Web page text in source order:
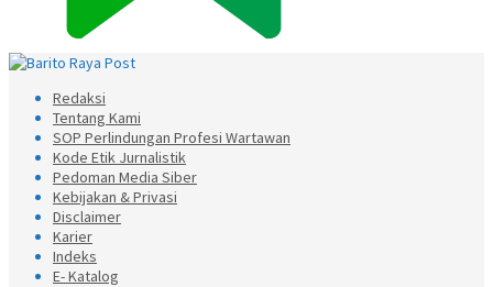
Redaksi
Tentang Kami
SOP Perlindungan Profesi Wartawan
Kode Etik Jurnalistik
Pedoman Media Siber
Kebijakan & Privasi
Disclaimer
Karier
Indeks
E- Katalog